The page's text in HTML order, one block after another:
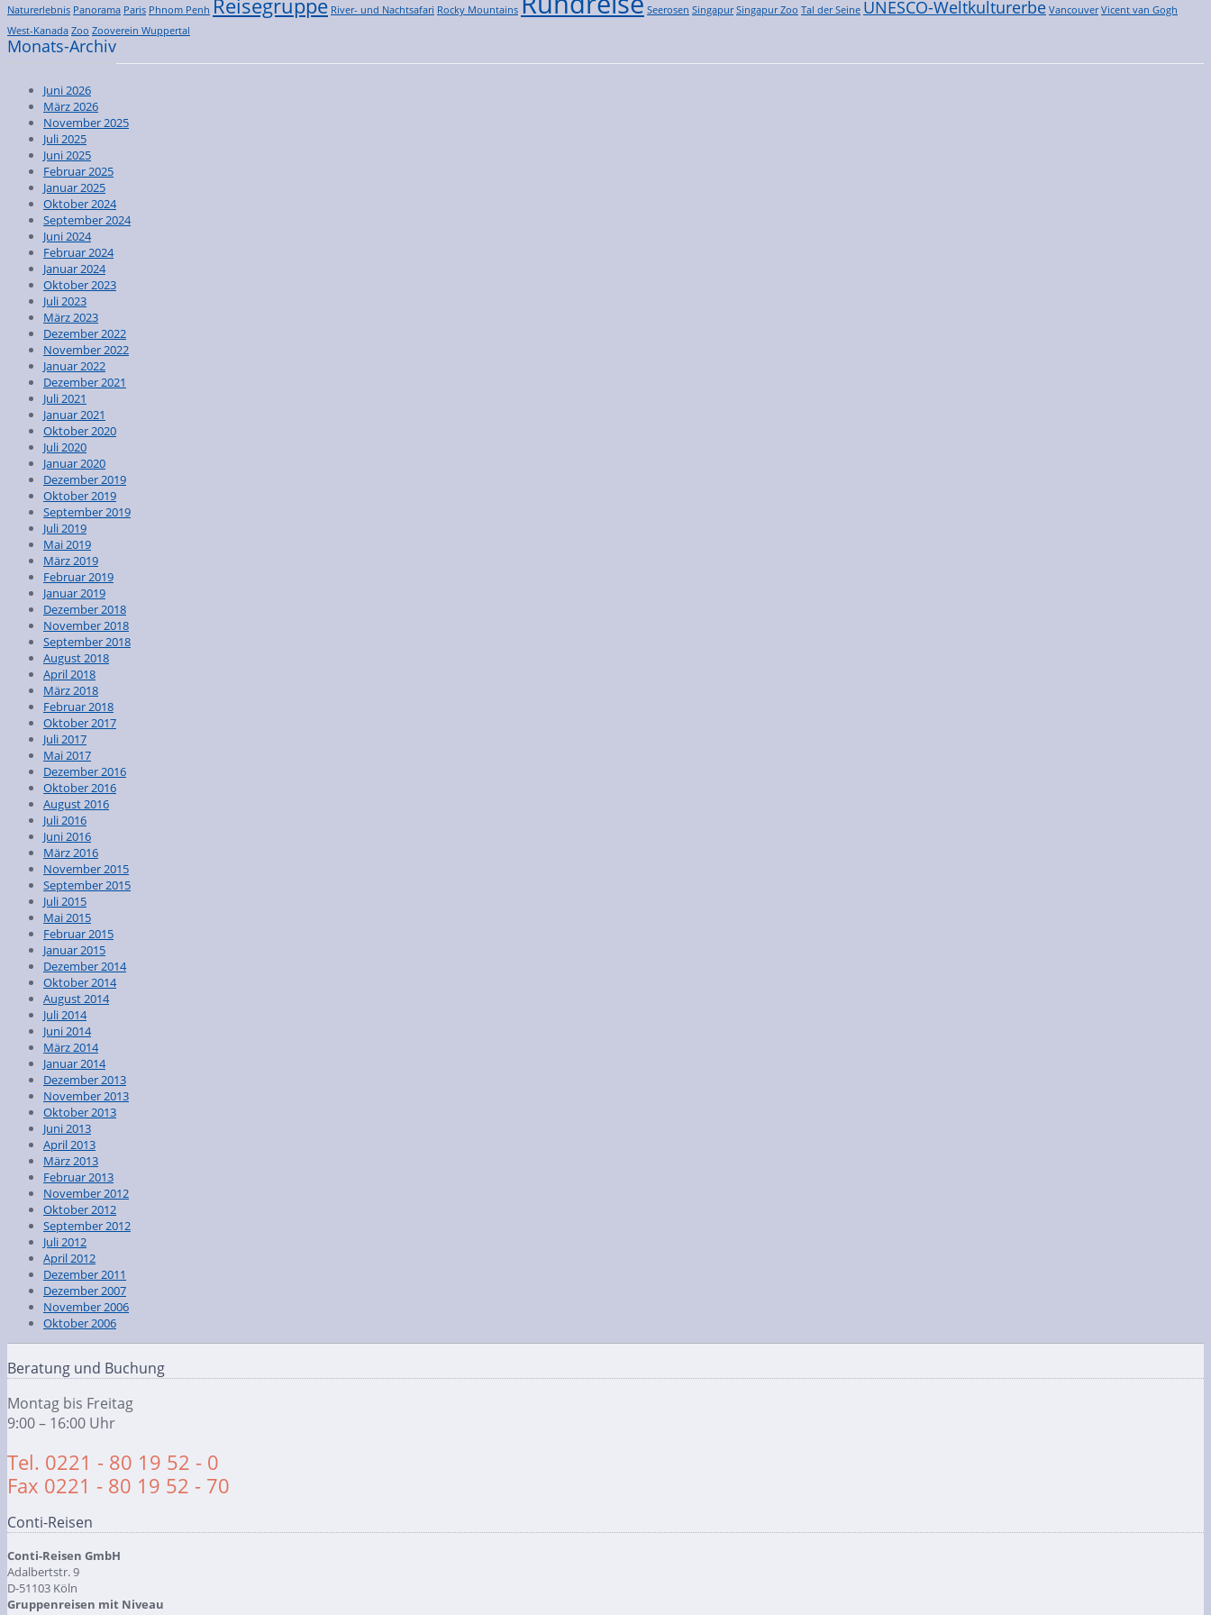
Naturerlebnis Panorama Paris Phnom Penh River- und Nachtsafari Rocky Mountains Seerosen Singapur Singapur Zoo Tal der Seine UNESCO-Weltkulturerbe Vancouver Vicent van Gogh
West-Kanada Zoo Zooverein Wuppertal
Monats-Archiv
Juni 2026
März 2026
November 2025
Juli 2025
Juni 2025
Februar 2025
Januar 2025
Oktober 2024
September 2024
Juni 2024
Februar 2024
Januar 2024
Oktober 2023
Juli 2023
März 2023
Dezember 2022
November 2022
Januar 2022
Dezember 2021
Juli 2021
Januar 2021
Oktober 2020
Juli 2020
Januar 2020
Dezember 2019
Oktober 2019
September 2019
Juli 2019
Mai 2019
März 2019
Februar 2019
Januar 2019
Dezember 2018
November 2018
September 2018
August 2018
April 2018
März 2018
Februar 2018
Oktober 2017
Juli 2017
Mai 2017
Dezember 2016
Oktober 2016
August 2016
Juli 2016
Juni 2016
März 2016
November 2015
September 2015
Juli 2015
Mai 2015
Februar 2015
Januar 2015
Dezember 2014
Oktober 2014
August 2014
Juli 2014
Juni 2014
März 2014
Januar 2014
Dezember 2013
November 2013
Oktober 2013
Juni 2013
April 2013
März 2013
Februar 2013
November 2012
Oktober 2012
September 2012
Juli 2012
April 2012
Dezember 2011
Dezember 2007
November 2006
Oktober 2006
Beratung und Buchung
Montag bis Freitag
9:00 – 16:00 Uhr
Tel. 0221 - 80 19 52 - 0
Fax 0221 - 80 19 52 - 70
Conti-Reisen
Conti-Reisen GmbH
Adalbertstr. 9
D-51103 Köln
Gruppenreisen mit Niveau